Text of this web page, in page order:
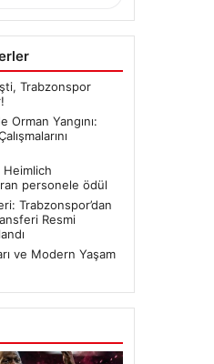
Trabzonspor
Orman Yangını:
Heimlich
personele ödül
Trabzonspor’dan
Resmi
ve Modern Yaşam